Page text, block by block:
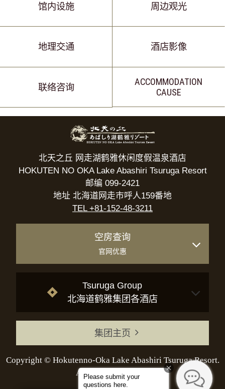
馆内设施 周边观光
地理交通 酒店影像
联络咨询
ACCOMMODATION
CAUSE
北天之丘 网走湖鹤雅休闲度假温泉酒店
HOKUTEN NO OKA Lake Abashiri Tsuruga Resort
邮编 099-2421
地址 北海道网走市呼人159番地
TEL +81-152-48-3211
空房查询
官网优惠
Tsuruga Group
北海道鹤雅集团各酒店
集团主页
Copyright © Hokutenno-Oka Lake Abashiri Tsuruga Resort.
All Rights Reserved.